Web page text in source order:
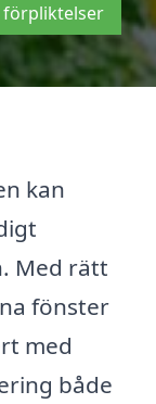
förpliktelser
kan
Med rätt
fönster
med
både